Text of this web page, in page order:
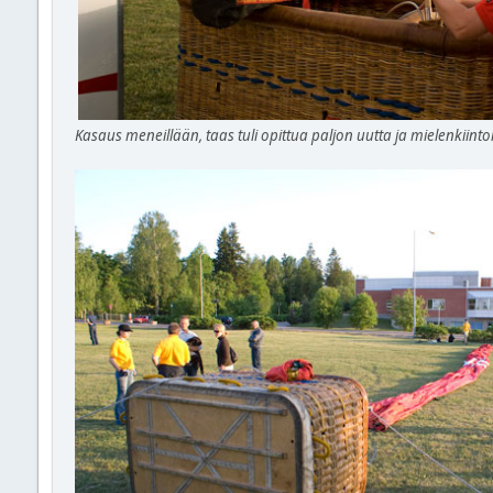
Kasaus meneillään, taas tuli opittua paljon uutta ja